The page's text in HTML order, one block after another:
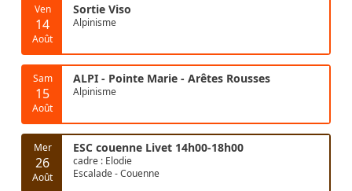
Ven
14
Août
Sortie Viso
Alpinisme
Sam
15
Août
ALPI - Pointe Marie - Arêtes Rousses
Alpinisme
Mer
26
Août
ESC couenne Livet 14h00-18h00
cadre : Elodie
Escalade - Couenne